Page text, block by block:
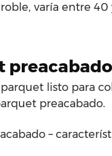
varía entre 40
preacabado
listo para
preacabado.
–